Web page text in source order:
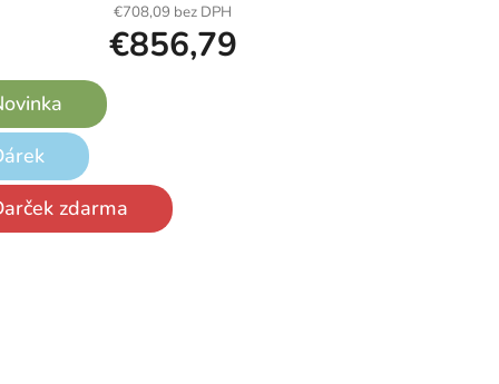
€708,09 bez DPH
€856,79
zdarma